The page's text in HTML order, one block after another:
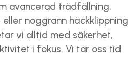
avancerad trädfällning,
noggrann häckklippning
vi alltid med säkerhet,
i fokus. Vi tar oss tid